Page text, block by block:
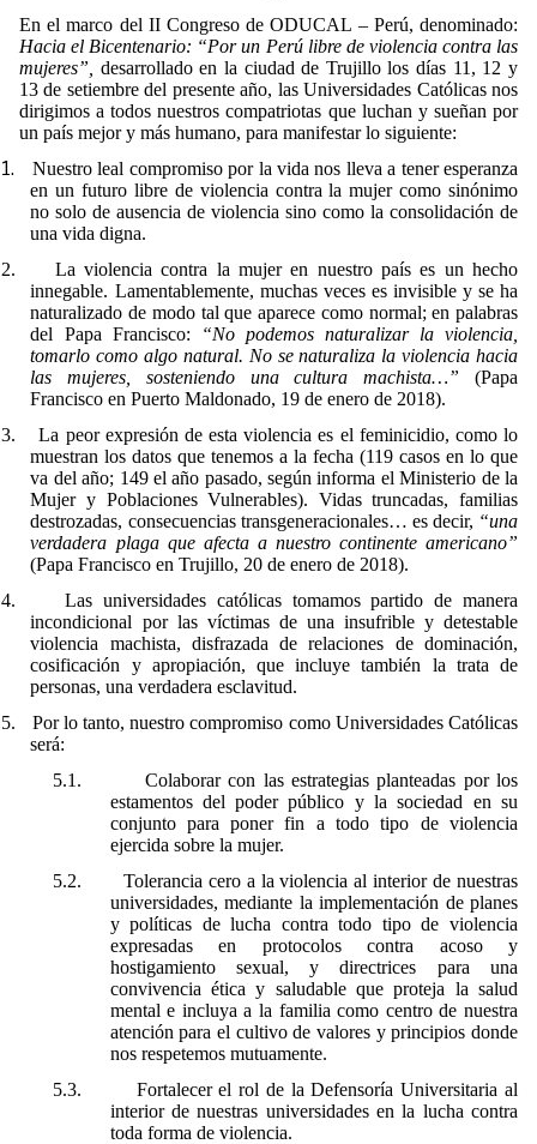
En el marco del II Congreso de ODUCAL – Perú, denominado:
Hacia el Bicentenario: “Por un Perú libre de violencia contra las
mujeres”,
desarrollado en la ciudad de Trujillo los días 11, 12 y
13 de setiembre del presente año, las Universidades Católicas nos
dirigimos a todos nuestros compatriotas que luchan y sueñan por
un país mejor y más humano, para manifestar lo siguiente:
1.
Nuestro leal compromiso por la vida nos lleva a tener esperanza
en un futuro libre de violencia contra la mujer como sinónimo
no solo de ausencia de violencia sino como la consolidación de
una vida digna.
2.
La violencia contra la mujer en nuestro país es un hecho
innegable. Lamentablemente, muchas veces es invisible y se ha
naturalizado de modo tal que aparece como normal; en palabras
del Papa Francisco:
“No podemos naturalizar la violencia,
tomarlo como algo natural. No se naturaliza la violencia hacia
las mujeres, sosteniendo una cultura machista…” (Papa
Francisco en Puerto Maldonado, 19 de enero de 2018).
3.
La peor expresión de esta violencia es el feminicidio, como lo
muestran los datos que tenemos a la fecha (119 casos en lo que
va del año; 149 el año pasado, según informa el Ministerio de la
Mujer y Poblaciones Vulnerables). Vidas truncadas, familias
destrozadas, consecuencias transgeneracionales… es decir, “una
verdadera plaga que afecta a nuestro continente americano”
(Papa Francisco en Trujillo, 20 de enero de 2018).
4.
Las universidades católicas tomamos partido de manera
incondicional por las víctimas de una insufrible y detestable
violencia machista, disfrazada de relaciones de dominación,
cosificación y apropiación, que incluye también la trata de
personas, una verdadera esclavitud.
5.
Por lo tanto, nuestro compromiso como Universidades Católicas
será:
5.1.
Colaborar con las estrategias planteadas por los
estamentos del poder público y la sociedad en su
conjunto para poner fin a todo tipo de violencia
ejercida sobre la mujer.
5.2.
Tolerancia cero a la violencia al interior de nuestras
universidades, mediante la implementación de planes
y políticas de lucha contra todo tipo de violencia
expresadas en protocolos contra acoso y
hostigamiento sexual, y directrices para una
convivencia ética y saludable que proteja la salud
mental e incluya a la familia como centro de nuestra
atención para el cultivo de valores y principios donde
nos respetemos mutuamente.
5.3.
Fortalecer el rol de la Defensoría Universitaria al
interior de nuestras universidades en la lucha contra
toda forma de violencia.